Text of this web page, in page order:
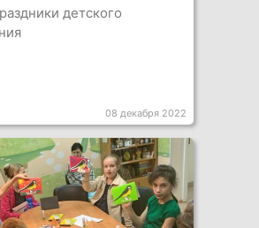
детского
08 декабря 2022